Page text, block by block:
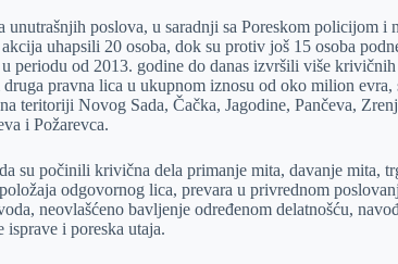
unutrašnjih poslova, u saradnji sa Poreskom policijom i
uhapsili 20 osoba, dok su protiv još 15 osoba
periodu od 2013. godine do danas izvršili više
pravna lica u ukupnom iznosu od oko milion evra,
teritoriji Novog Sada, Čačka, Jagodine, Pančeva,
i Požarevca.
su počinili krivična dela primanje mita, davanje mita,
odgovornog lica, prevara u privrednom
neovlašćeno bavljenje određenom delatnošću,
i poreska utaja.